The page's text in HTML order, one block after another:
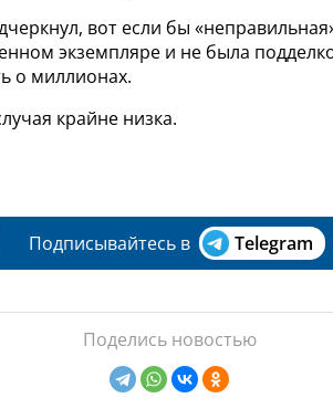
вот если бы
экземпляре и не была
о миллионах.
крайне низка.
Подписывайтесь в Telegram
Поделись новостью